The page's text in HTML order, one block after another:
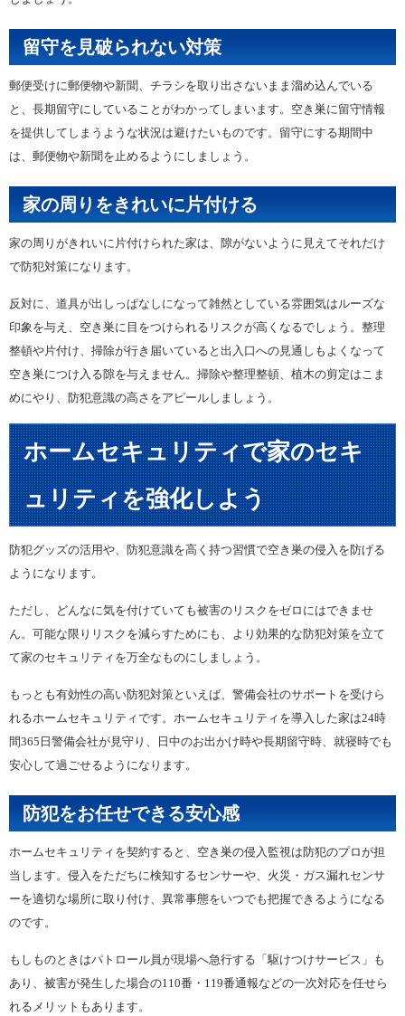
留守を見破られない対策
郵便受けに郵便物や新聞、チラシを取り出さないまま溜め込んでいる
と、長期留守にしていることがわかってしまいます。空き巣に留守情報
を提供してしまうような状況は避けたいものです。留守にする期間中
は、郵便物や新聞を止めるようにしましょう。
家の周りをきれいに片付ける
家の周りがきれいに片付けられた家は、隙がないように見えてそれだけ
で防犯対策になります。
反対に、道具が出しっぱなしになって雑然としている雰囲気はルーズな
印象を与え、空き巣に目をつけられるリスクが高くなるでしょう。整理
整頓や片付け、掃除が行き届いていると出入口への見通しもよくなって
空き巣につけ入る隙を与えません。掃除や整理整頓、植木の剪定はこま
めにやり、防犯意識の高さをアピールしましょう。
ホームセキュリティで家のセキ
ュリティを強化しよう
防犯グッズの活用や、防犯意識を高く持つ習慣で空き巣の侵入を防げる
ようになります。
ただし、どんなに気を付けていても被害のリスクをゼロにはできませ
ん。可能な限りリスクを減らすためにも、より効果的な防犯対策を立て
て家のセキュリティを万全なものにしましょう。
もっとも有効性の高い防犯対策といえば、警備会社のサポートを受けら
れるホームセキュリティです。ホームセキュリティを導入した家は24時
間365日警備会社が見守り、日中のお出かけ時や長期留守時、就寝時でも
安心して過ごせるようになります。
防犯をお任せできる安心感
ホームセキュリティを契約すると、空き巣の侵入監視は防犯のプロが担
当します。侵入をただちに検知するセンサーや、火災・ガス漏れセンサ
ーを適切な場所に取り付け、異常事態をいつでも把握できるようになる
のです。
もしものときはパトロール員が現場へ急行する「駆けつけサービス」も
あり、被害が発生した場合の110番・119番通報などの一次対応を任せら
れるメリットもあります。